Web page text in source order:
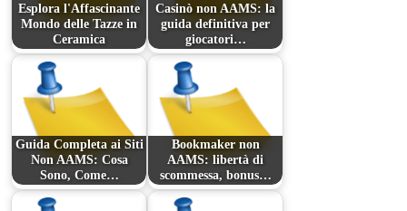
Esplora l'Affascinante
Mondo delle Tazze in
Ceramica
Casinò non AAMS: la
guida definitiva per
giocatori…
Guida Completa ai Siti
Non AAMS: Cosa
Sono, Come…
Bookmaker non
AAMS: libertà di
scommessa, bonus…